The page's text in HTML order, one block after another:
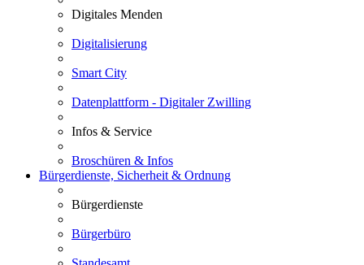
Digitales Menden
Digitalisierung
Smart City
Datenplattform - Digitaler Zwilling
Infos & Service
Broschüren & Infos
Bürgerdienste, Sicherheit & Ordnung
Bürgerdienste
Bürgerbüro